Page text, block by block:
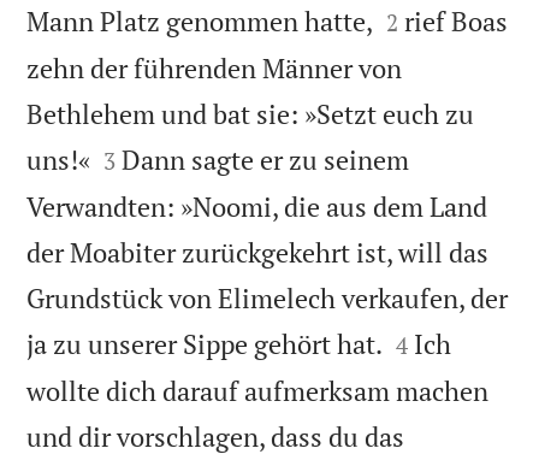
Mann Platz genommen hatte, 

2 rief Boas
zehn der führenden Männer von
Bethlehem und bat sie: »Setzt euch zu
uns!« 

3 Dann sagte er zu seinem
Verwandten: »Noomi, die aus dem Land
der Moabiter zurückgekehrt ist, will das
Grundstück von Elimelech verkaufen, der
ja zu unserer Sippe gehört hat. 

4 Ich
wollte dich darauf aufmerksam machen
und dir vorschlagen, dass du das